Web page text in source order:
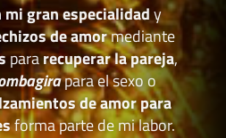
gran especialidady
de amormediante
pararecuperar la pareja,
para el sexo o
de amor para
forma parte de mi labor.